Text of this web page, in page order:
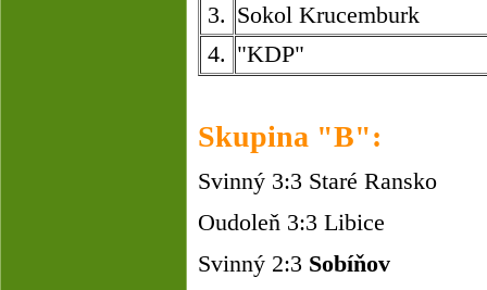
3. Sokol Krucemburk
4. "KDP"
Skupina "B":
Svinný 3:3 Staré Ransko
Oudoleň 3:3 Libice
Svinný 2:3 Sobíňov